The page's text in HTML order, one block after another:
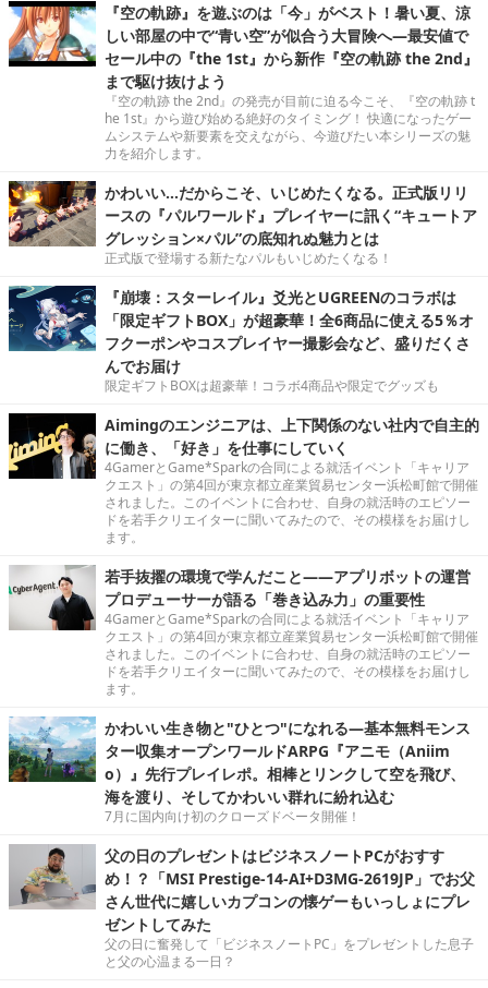
『空の軌跡』を遊ぶのは「今」がベスト！暑い夏、涼
しい部屋の中で“青い空”が似合う大冒険へ―最安値で
セール中の『the 1st』から新作『空の軌跡 the 2nd』
まで駆け抜けよう
『空の軌跡 the 2nd』の発売が目前に迫る今こそ、『空の軌跡 t
he 1st』から遊び始める絶好のタイミング！ 快適になったゲー
ムシステムや新要素を交えながら、今遊びたい本シリーズの魅
力を紹介します。
かわいい…だからこそ、いじめたくなる。正式版リリ
ースの『パルワールド』プレイヤーに訊く“キュートア
グレッション×パル”の底知れぬ魅力とは
正式版で登場する新たなパルもいじめたくなる！
『崩壊：スターレイル』爻光とUGREENのコラボは
「限定ギフトBOX」が超豪華！全6商品に使える5％オ
フクーポンやコスプレイヤー撮影会など、盛りだくさ
んでお届け
限定ギフトBOXは超豪華！コラボ4商品や限定でグッズも
Aimingのエンジニアは、上下関係のない社内で自主的
に働き、「好き」を仕事にしていく
4GamerとGame*Sparkの合同による就活イベント「キャリア
クエスト」の第4回が東京都立産業貿易センター浜松町館で開催
されました。このイベントに合わせ、自身の就活時のエピソー
ドを若手クリエイターに聞いてみたので、その模様をお届けし
ます。
若手抜擢の環境で学んだこと――アプリボットの運営
プロデューサーが語る「巻き込み力」の重要性
4GamerとGame*Sparkの合同による就活イベント「キャリア
クエスト」の第4回が東京都立産業貿易センター浜松町館で開催
されました。このイベントに合わせ、自身の就活時のエピソー
ドを若手クリエイターに聞いてみたので、その模様をお届けし
ます。
かわいい生き物と"ひとつ"になれる―基本無料モンス
ター収集オープンワールドARPG『アニモ（Aniim
o）』先行プレイレポ。相棒とリンクして空を飛び、
海を渡り、そしてかわいい群れに紛れ込む
7月に国内向け初のクローズドベータ開催！
父の日のプレゼントはビジネスノートPCがおすす
め！？「MSI Prestige-14-AI+D3MG-2619JP」でお父
さん世代に嬉しいカプコンの懐ゲーもいっしょにプレ
ゼントしてみた
父の日に奮発して「ビジネスノートPC」をプレゼントした息子
と父の心温まる一日？